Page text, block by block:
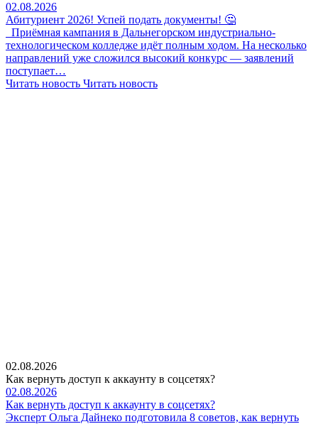
02.08.2026
Абитуриент 2026! Успей подать документы! 🤔
Приёмная кампания в Дальнегорском индустриально-
технологическом колледже идёт полным ходом. На несколько
направлений уже сложился высокий конкурс — заявлений
поступает…
Читать новость Читать новость
02.08.2026
Как вернуть доступ к аккаунту в соцсетях?
02.08.2026
Как вернуть доступ к аккаунту в соцсетях?
Эксперт Ольга Дайнеко подготовила 8 советов, как вернуть